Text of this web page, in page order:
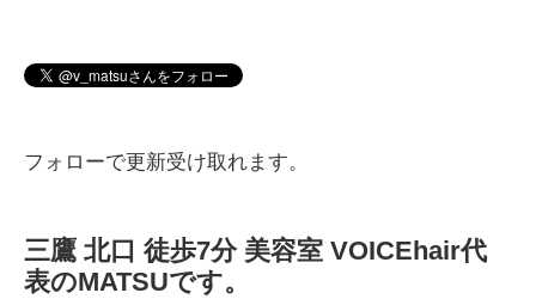
フォローで更新受け取れます。
三鷹 北口 徒歩7分 美容室 VOICEhair代
表のMATSUです。